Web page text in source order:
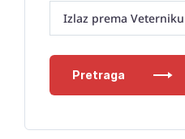
Izlaz prema Veterniku
Pretraga